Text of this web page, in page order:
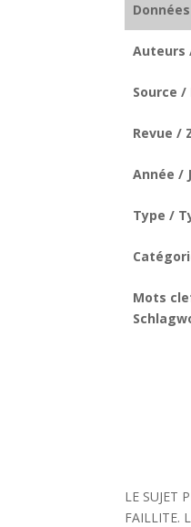
Auteurs
Source /
Revue /
Année /
Type /
Mots
LE SUJET
FAILLITE.